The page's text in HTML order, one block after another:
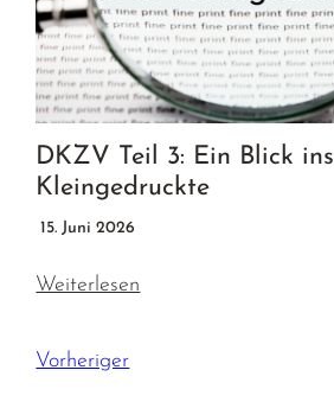
DKZV Teil 3: Ein Blick ins
Kleingedruckte
15. Juni 2026
Weiterlesen
Vorheriger